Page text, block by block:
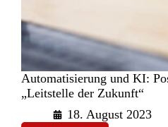
Automatisierung und KI:
„Leitstelle der Zukunft“
18. August 2023